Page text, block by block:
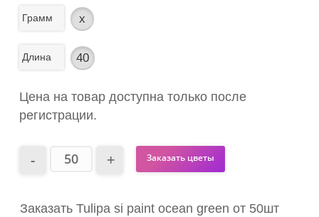
Грамм x
Длина 40
Цена на товар доступна только после
регистрации.
Заказать цветы
Заказать Tulipa si paint ocean green от 50шт